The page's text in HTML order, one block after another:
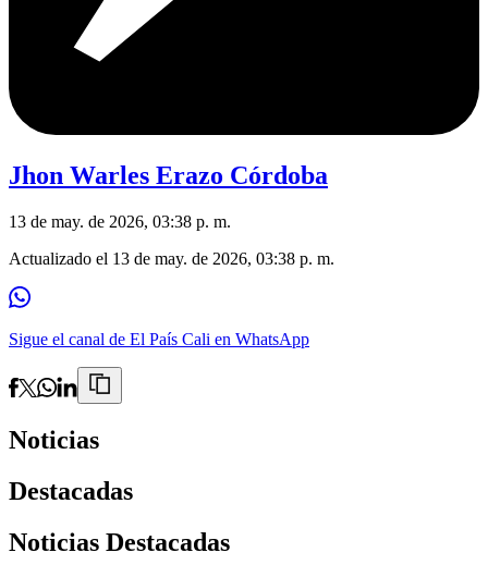
Jhon Warles Erazo Córdoba
13 de may. de 2026, 03:38 p. m.
Actualizado el 13 de may. de 2026, 03:38 p. m.
Sigue el canal de El País Cali en WhatsApp
Noticias
Destacadas
Noticias Destacadas